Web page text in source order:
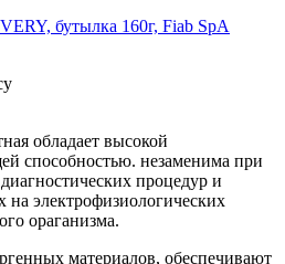
бутылка 160г, Fiab SpA
обладает высокой
способностью. незаменима при
процедур и
электрофизиологических
ораганизма.
материалов, обеспечивают